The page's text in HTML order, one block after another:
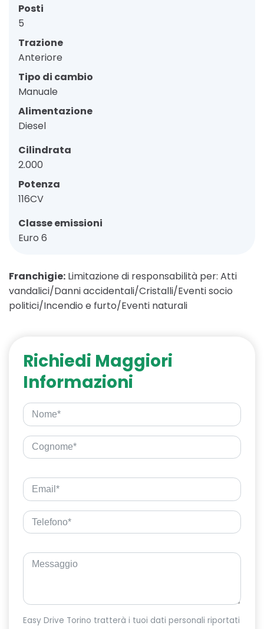
Posti
5
Trazione
Anteriore
Tipo di cambio
Manuale
Alimentazione
Diesel
Cilindrata
2.000
Potenza
116CV
Classe emissioni
Euro 6
Franchigie: Limitazione di responsabilità per: Atti
vandalici/Danni accidentali/Cristalli/Eventi socio
politici/Incendio e furto/Eventi naturali
Richiedi Maggiori
Informazioni
Easy Drive Torino tratterà i tuoi dati personali riportati